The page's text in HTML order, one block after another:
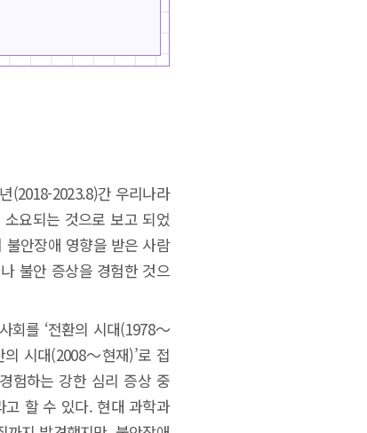
(2018-2023.8)간 우리나라
요되는 것으로 보고 되었
안장애 영향을 받은 사람
불안 증상을 경험한 것으
회를 ‘전환의 시대(1978～
의 시대(2008～현재)’로 접
험하는 강한 심리 증상 중
고 할 수 있다. 현대 과학과